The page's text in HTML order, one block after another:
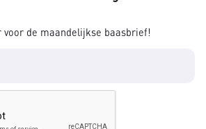
de maandelijkse baasbrief!